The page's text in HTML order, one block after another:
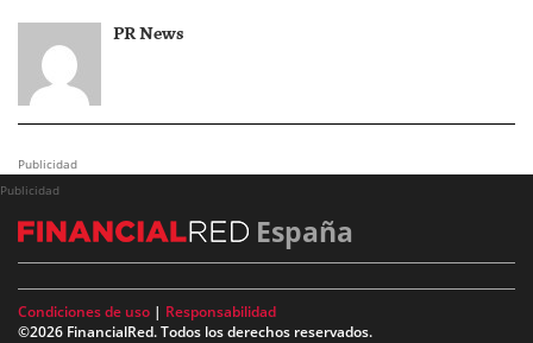
PR News
Publicidad
Publicidad
España
Condiciones de uso | Responsabilidad
©2026 FinancialRed. Todos los derechos reservados.